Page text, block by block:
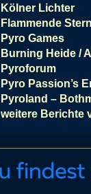
Kölner Lichter
Flammende
Pyro Games
Burning Heide /
Pyroforum
Pyro Passion’s
Pyroland –
weitere Berichte